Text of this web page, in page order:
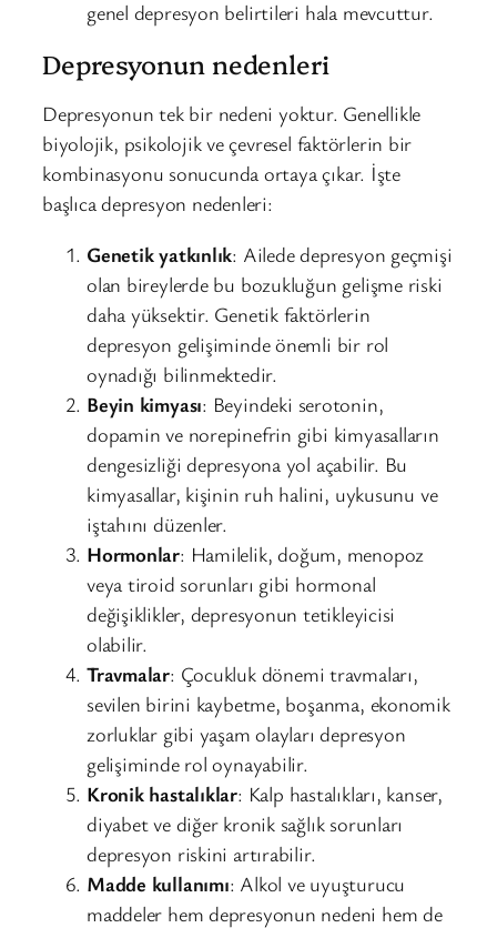
genel depresyon belirtileri hala mevcuttur.
Depresyonun nedenleri
Depresyonun tek bir nedeni yoktur. Genellikle
biyolojik, psikolojik ve çevresel faktörlerin bir
kombinasyonu sonucunda ortaya çıkar. İşte
başlıca depresyon nedenleri:
Genetik yatkınlık: Ailede depresyon geçmişi
olan bireylerde bu bozukluğun gelişme riski
daha yüksektir. Genetik faktörlerin
depresyon gelişiminde önemli bir rol
oynadığı bilinmektedir.
Beyin kimyası: Beyindeki serotonin,
dopamin ve norepinefrin gibi kimyasalların
dengesizliği depresyona yol açabilir. Bu
kimyasallar, kişinin ruh halini, uykusunu ve
iştahını düzenler.
Hormonlar: Hamilelik, doğum, menopoz
veya tiroid sorunları gibi hormonal
değişiklikler, depresyonun tetikleyicisi
olabilir.
Travmalar: Çocukluk dönemi travmaları,
sevilen birini kaybetme, boşanma, ekonomik
zorluklar gibi yaşam olayları depresyon
gelişiminde rol oynayabilir.
Kronik hastalıklar: Kalp hastalıkları, kanser,
diyabet ve diğer kronik sağlık sorunları
depresyon riskini artırabilir.
Madde kullanımı: Alkol ve uyuşturucu
maddeler hem depresyonun nedeni hem de